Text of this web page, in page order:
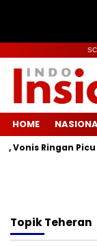
HOME
Vonis Ringan Picu
TopikTeheran